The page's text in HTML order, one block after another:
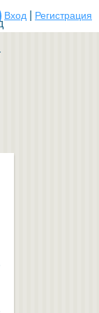
Вход Регистрация